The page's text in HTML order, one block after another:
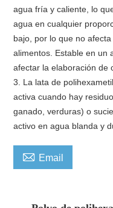
agua fría y caliente, lo
agua en cualquier
bajo, por lo que no
alimentos. Estable en un
afectar la elaboración de
3. La lata de
activa cuando hay
ganado, verduras) o
activo en agua blanda y
 Email